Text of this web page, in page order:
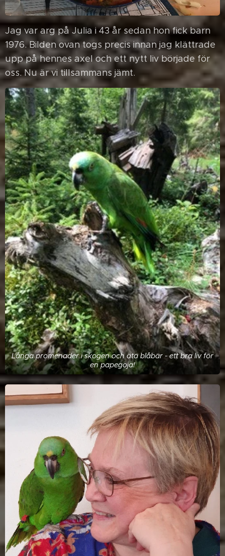
Jag var arg på Julia i 43 år sedan hon fick barn
1976. Bilden ovan togs precis innan jag klättrade
upp på hennes axel och ett nytt liv började för
oss. Nu är vi tillsammans jämt.
Långa promenader i skogen och äta blåbär - ett bra liv för
en papegoja!